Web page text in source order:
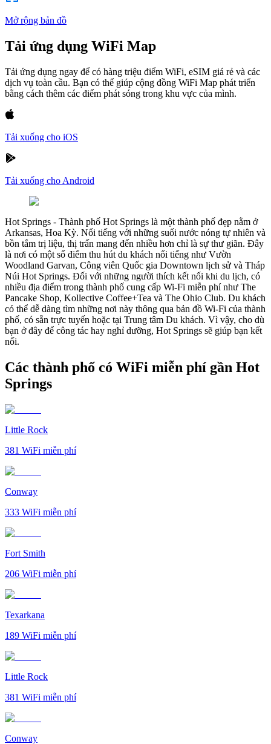
Mở rộng bản đồ
Tải ứng dụng WiFi Map
Tải ứng dụng ngay để có hàng triệu điểm WiFi, eSIM giá rẻ và các
dịch vụ toàn cầu. Bạn có thể giúp cộng đồng WiFi Map phát triển
bằng cách thêm các điểm phát sóng trong khu vực của mình.
Tải xuống cho iOS
Tải xuống cho Android
Hot Springs - Thành phố Hot Springs là một thành phố đẹp nằm ở
Arkansas, Hoa Kỳ. Nổi tiếng với những suối nước nóng tự nhiên và
bồn tắm trị liệu, thị trấn mang đến nhiều hơn chỉ là sự thư giãn. Đây
là nơi có một số điểm thu hút du khách nổi tiếng như Vườn
Woodland Garvan, Công viên Quốc gia Downtown lịch sử và Tháp
Núi Hot Springs. Đối với những người thích kết nối khi du lịch, có
nhiều địa điểm trong thành phố cung cấp Wi-Fi miễn phí như The
Pancake Shop, Kollective Coffee+Tea và The Ohio Club. Du khách
có thể dễ dàng tìm những nơi này thông qua bản đồ Wi-Fi của thành
phố, có sẵn trực tuyến hoặc tại Trung tâm Du khách. Vì vậy, cho dù
bạn ở đây để công tác hay nghỉ dưỡng, Hot Springs sẽ giúp bạn kết
nối.
Các thành phố có WiFi miễn phí gần Hot
Springs
Little Rock
381 WiFi miễn phí
Conway
333 WiFi miễn phí
Fort Smith
206 WiFi miễn phí
Texarkana
189 WiFi miễn phí
Little Rock
381 WiFi miễn phí
Conway